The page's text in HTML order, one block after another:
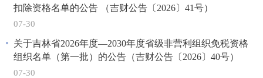
扣除资格名单的公告 （吉财公告〔2026〕41号）
07-30
关于吉林省2026年度—2030年度省级非营利组织免税资格
组织名单（第一批）的公告（吉财公告〔2026〕40号）
07-30